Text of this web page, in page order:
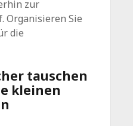
zur
Organisieren Sie
die
tauschen
kleinen